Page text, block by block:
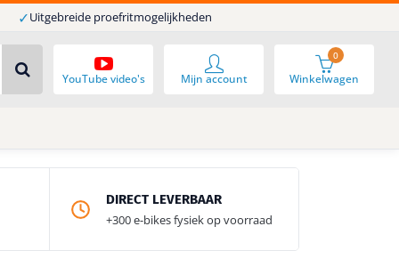
✓Uitgebreide proefritmogelijkheden
YouTube video's Winkelwagen
0
Mijn account
DIRECT LEVERBAAR
+300 e-bikes fysiek op voorraad